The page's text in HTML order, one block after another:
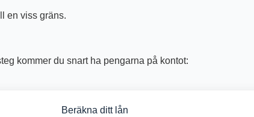
en viss gräns.
kommer du snart ha pengarna på kontot:
Beräkna ditt lån